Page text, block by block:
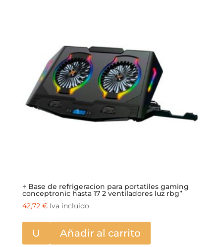
÷ Base de refrigeracion para portatiles gaming
conceptronic hasta 17 2 ventiladores luz rbg”
42,72 € Iva incluido
U Añadir al carrito